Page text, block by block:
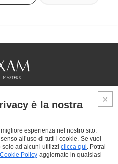
è la nostra
esperienza nel nostro sito.
all’uso di tutti i cookie. Se vuoi
ad alcuni utilizzi clicca qui. Potrai
Cookie Policy aggiornate in qualsiasi